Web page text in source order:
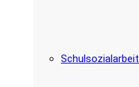
Schulsozialarbeit